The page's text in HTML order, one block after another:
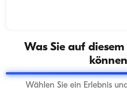
Was Sie auf
können
Wählen Sie ein Erlebnis